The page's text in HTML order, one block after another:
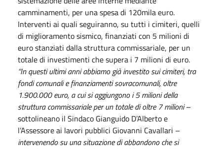
camminamenti, per una spesa di 120mila euro.
Interventi ai quali seguiranno, su tutti i cimiteri, quelli
di miglioramento sismico, finanziati con 5 milioni di
euro stanziati dalla struttura commissariale, per un
totale di investimenti che supera i 7 milioni di euro.
“In questi ultimi anni abbiamo già investito sui cimiteri, tra
fondi comunali e finanziamenti sovracomunali, oltre
1.900.000 euro, a cui si aggiungono i 5 milioni della
struttura commissariale per un totale di oltre 7 milioni–
sottolineano il Sindaco Gianguido D’Alberto e
l’Assessore ai lavori pubblici Giovanni Cavallari –
intervenendo su una situazione di abbandono che si